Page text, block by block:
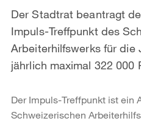
Der Stadtrat beantragt
Impuls-Treffpunkt des
Arbeiterhilfswerks für die
jährlich maximal 322 000
Der Impuls-Treffpunkt ist ein
Schweizerischen